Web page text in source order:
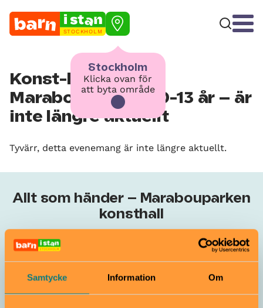
Samtycke Information Om
STOCKHOLM
Stockholm
Klicka ovan för
att byta område
Konst-kollo på
Marabouparken, 10-13 år – är
inte längre aktuellt
Tyvärr, detta evenemang är inte längre aktuellt.
Allt som händer – Marabouparken
konsthall
Konst workshop, 14-18
år
Gratis
Från 14 år